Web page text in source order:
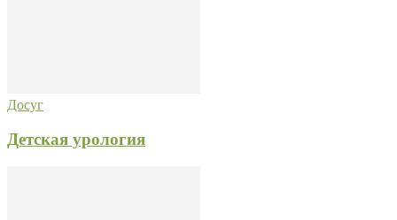
Досуг
Детская урология